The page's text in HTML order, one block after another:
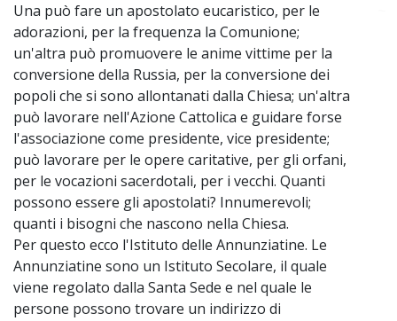
Una può fare un apostolato eucaristico, per le
adorazioni, per la frequenza la Comunione;
un'altra può promuovere le anime vittime per la
conversione della Russia, per la conversione dei
popoli che si sono allontanati dalla Chiesa; un'altra
può lavorare nell'Azione Cattolica e guidare forse
l'associazione come presidente, vice presidente;
può lavorare per le opere caritative, per gli orfani,
per le vocazioni sacerdotali, per i vecchi. Quanti
possono essere gli apostolati? Innumerevoli;
quanti i bisogni che nascono nella Chiesa.
Per questo ecco l'Istituto delle Annunziatine. Le
Annunziatine sono un Istituto Secolare, il quale
viene regolato dalla Santa Sede e nel quale le
persone possono trovare un indirizzo di